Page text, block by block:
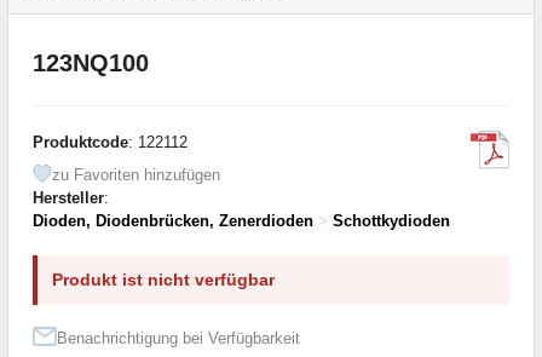
123NQ100
Produktcode: 122112
zu Favoriten hinzufügen
Hersteller:
Dioden, Diodenbrücken, Zenerdioden > Schottkydioden
Produkt ist nicht verfügbar
Benachrichtigung bei Verfügbarkeit